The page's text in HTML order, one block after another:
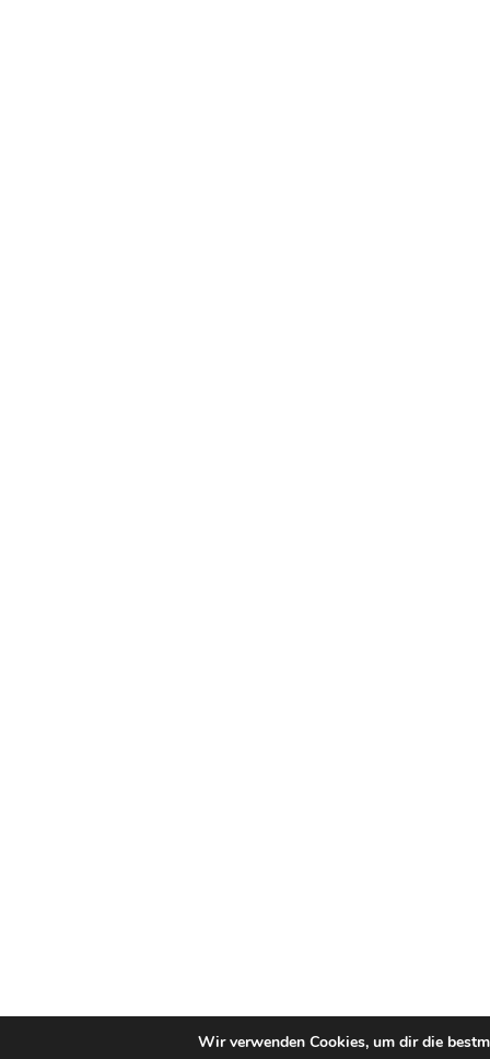
Wir verwenden Cookies, um dir die